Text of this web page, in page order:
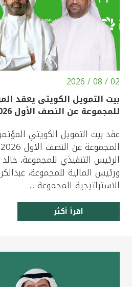
02 / 08 / 2026
بيت التمويل الكويتى يعقد
للمجموعة عن النصف الأول 2026
عقد بيت التمويل الكويتي
الرئيس التنفيذي للمجموعة،
ورئيس المالية للمجموعة،
الاستراتيجية للمجموعة ...
اقرأ أكثر